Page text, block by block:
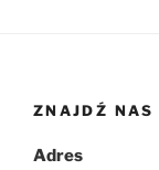
ZNAJDŹ NAS
Adres